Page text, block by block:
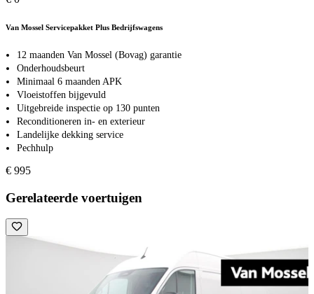
Van Mossel Servicepakket Plus Bedrijfswagens
12 maanden Van Mossel (Bovag) garantie
Onderhoudsbeurt
Minimaal 6 maanden APK
Vloeistoffen bijgevuld
Uitgebreide inspectie op 130 punten
Reconditioneren in- en exterieur
Landelijke dekking service
Pechhulp
€ 995
Gerelateerde voertuigen